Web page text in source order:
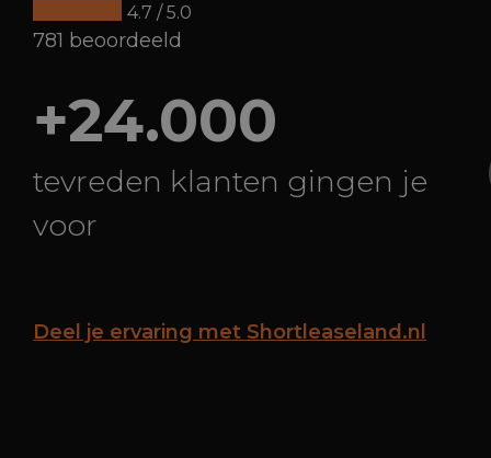
4.7 / 5.0
781 beoordeeld
+24.000
tevreden klanten gingen je
voor
Deel je ervaring met Shortleaseland.nl